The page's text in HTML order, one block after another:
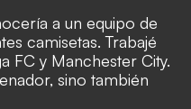
a un equipo de
camisetas. Trabajé
FC y Manchester City.
sino también